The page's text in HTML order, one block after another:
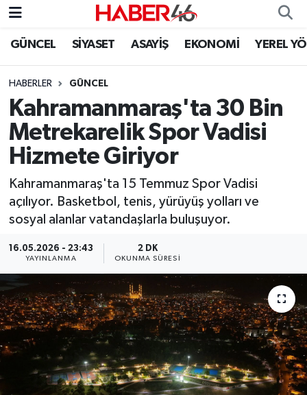
GÜNCEL SİYASET ASAYİŞ EKONOMİ YEREL
HABERLER GÜNCEL
Kahramanmaraş'ta 30 Bin
Metrekarelik Spor Vadisi
Hizmete Giriyor
Kahramanmaraş'ta 15 Temmuz Spor Vadisi
açılıyor. Basketbol, tenis, yürüyüş yolları ve
sosyal alanlar vatandaşlarla buluşuyor.
16.05.2026 - 23:43
YAYINLANMA
2 DK
OKUNMA SÜRESI
GÜNCEL
SİYASET
EKONOMİ
SPOR
YAŞAM
TEKNOLOJİ
SAĞLIK
EĞİTİM
İLÇE HABERLERİ
KÜLTÜR-SANAT
Nöbetçi Eczaneler
Hava Durumu
Kahramanmaraş Namaz Vakitleri
Trafik Durumu
Süper Lig Puan Durumu ve Fikstür
Tüm Manşetler
Son Dakika Haberleri
Haber Arşivi